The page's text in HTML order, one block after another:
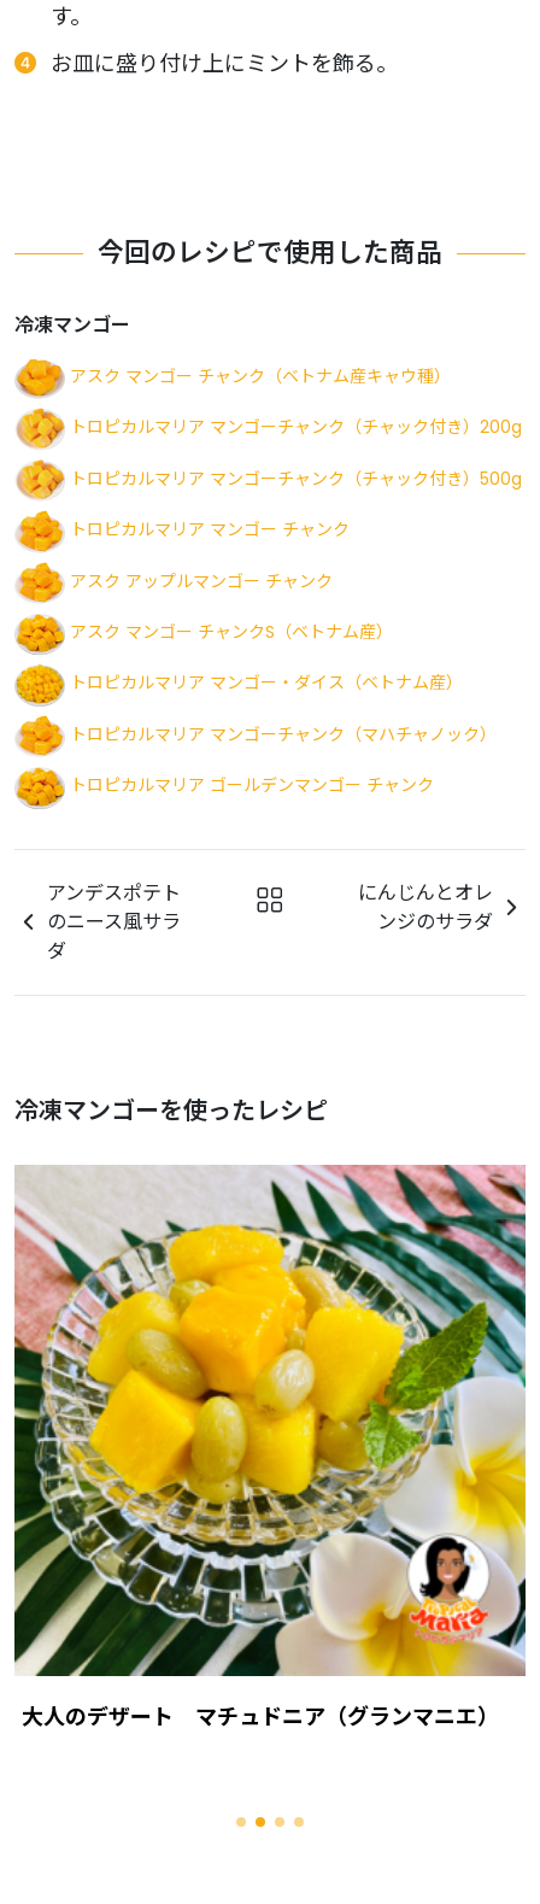
す。
お皿に盛り付け上にミントを飾る。
今回のレシピで使用した商品
冷凍マンゴー
アスク マンゴー チャンク（ベトナム産キャウ種）
トロピカルマリア マンゴーチャンク（チャック付き）200g
トロピカルマリア マンゴーチャンク（チャック付き）500g
トロピカルマリア マンゴー チャンク
アスク アップルマンゴー チャンク
アスク マンゴー チャンクS（ベトナム産）
トロピカルマリア マンゴー・ダイス（ベトナム産）
トロピカルマリア マンゴーチャンク（マハチャノック）
トロピカルマリア ゴールデンマンゴー チャンク
アンデスポテト
のニース風サラ
ダ
にんじんとオレ
ンジのサラダ
冷凍マンゴーを使ったレシピ
大人のデザート マチュドニア（グランマニエ）